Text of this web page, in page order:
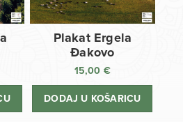
Plakat Ergela
Đakovo
15,00 €
DODAJ U KOŠARICU